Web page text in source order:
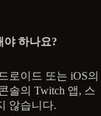
야 하나요?
로이드 또는 iOS의
솔의 Twitch 앱, 스
않습니다.